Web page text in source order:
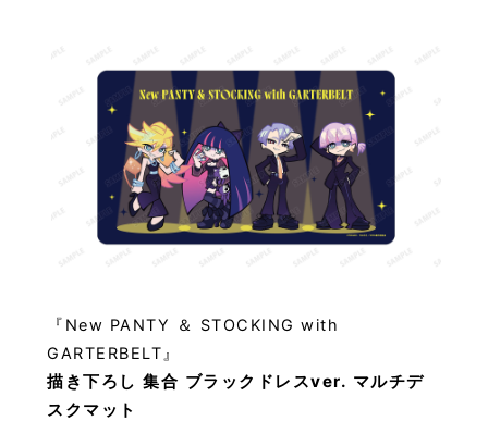
描き下ろし 集合 ブラックドレスver. マルチデ
スクマット
『New PANTY ＆ STOCKING with
GARTERBELT』